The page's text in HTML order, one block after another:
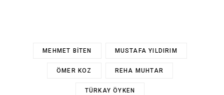
MEHMET BITEN MUSTAFA YILDIRIM
ÖMER KOZ REHA MUHTAR
TÜRKAY ÖYKEN